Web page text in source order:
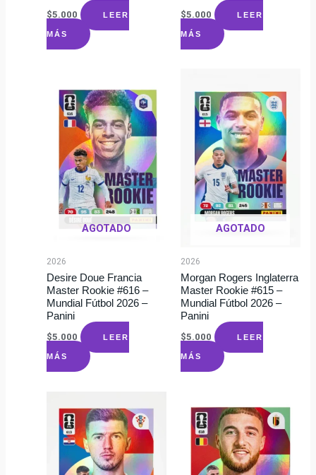
$5.000 LEER
MÁS
$5.000 LEER
MÁS
AGOTADO
2026
Desire Doue Francia
Master Rookie #616 –
Mundial Fútbol 2026 –
Panini
$5.000 LEER
MÁS
AGOTADO
2026
Morgan Rogers Inglaterra
Master Rookie #615 –
Mundial Fútbol 2026 –
Panini
$5.000 LEER
MÁS